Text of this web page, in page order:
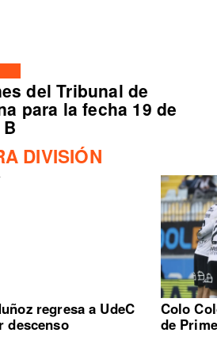
del Tribunal de
para la fecha 19 de
DIVISIÓN
regresa a UdeC
descenso
Colo
de